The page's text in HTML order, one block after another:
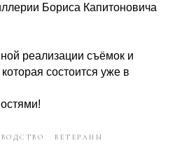
Бориса Капитоновича
реализации съёмок и
состоится уже в
ВЕТЕРАНЫ